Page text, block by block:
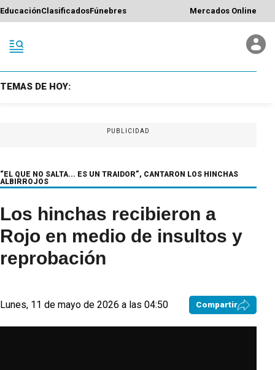
EducaciónClasificadosFúnebres Mercados Online
TEMAS DE HOY:
PUBLICIDAD
“EL QUE NO SALTA... ES UN TRAIDOR”, CANTARON LOS HINCHAS
ALBIRROJOS
Los hinchas recibieron a
Rojo en medio de insultos y
reprobación
Lunes, 11 de mayo de 2026 a las 04:50 Compartir